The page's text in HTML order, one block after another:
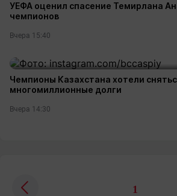
УЕФА оценил спасение Темирлана
чемпионов
Вчера 15:40
Чемпионы Казахстана хотели
многомиллионные долги
Вчера 14:30
1